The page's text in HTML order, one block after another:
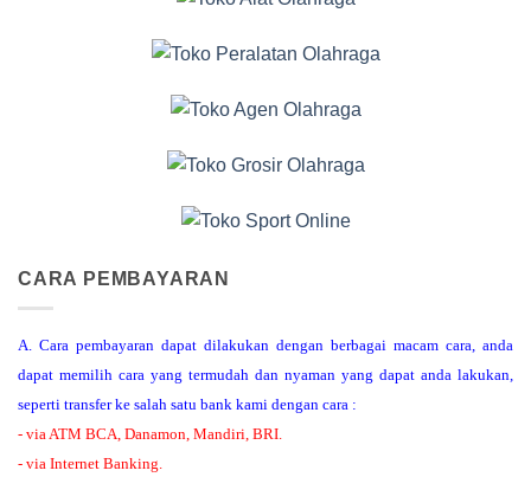
CARA PEMBAYARAN
A. Cara pembayaran dapat dilakukan dengan berbagai macam cara, anda
dapat memilih cara yang termudah dan nyaman yang dapat anda lakukan,
seperti transfer ke salah satu bank kami dengan cara :
- via ATM BCA, Danamon, Mandiri, BRI.
- via Internet Banking.